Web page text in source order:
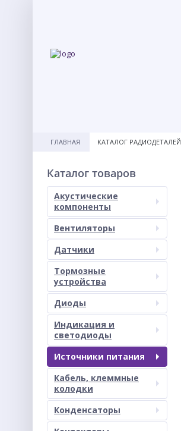
ГЛАВНАЯ КАТАЛОГ РАДИОДЕТАЛЕЙ
Каталог товаров
Акустические
компоненты
Вентиляторы
Датчики
Тормозные
устройства
Диоды
Индикация и
светодиоды
Источники питания
Кабель, клеммные
колодки
Конденсаторы